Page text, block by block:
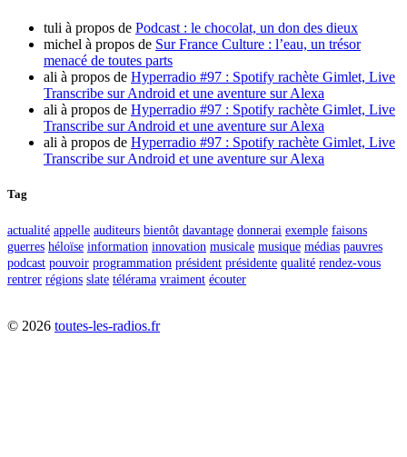
tuli à propos de Podcast : le chocolat, un don des dieux
michel à propos de Sur France Culture : l’eau, un trésor
menacé de toutes parts
ali à propos de Hyperradio #97 : Spotify rachète Gimlet, Live
Transcribe sur Android et une aventure sur Alexa
ali à propos de Hyperradio #97 : Spotify rachète Gimlet, Live
Transcribe sur Android et une aventure sur Alexa
ali à propos de Hyperradio #97 : Spotify rachète Gimlet, Live
Transcribe sur Android et une aventure sur Alexa
Tag
actualité appelle auditeurs bientôt davantage donnerai exemple faisons
guerres héloïse information innovation musicale musique médias pauvres
podcast pouvoir programmation président présidente qualité rendez-vous
rentrer régions slate télérama vraiment écouter
© 2026 toutes-les-radios.fr